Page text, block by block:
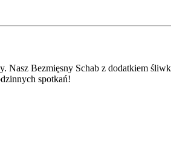
Bezmięsny Schab z dodatkiem
spotkań!